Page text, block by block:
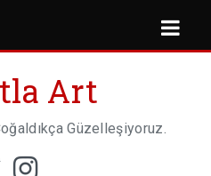
Art
Güzelleşiyoruz.